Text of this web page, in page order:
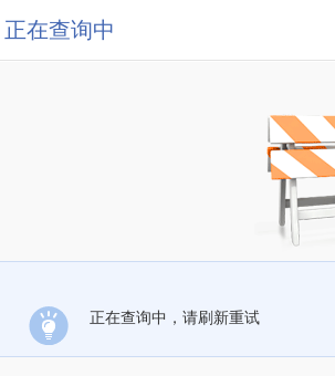
正在查询中
正在查询中，请刷新重试